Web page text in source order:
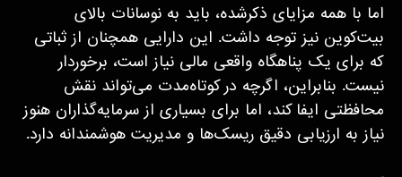
اما با همه مزایای ذکرشده، باید به نوسانات بالای
بیت‌کوین نیز توجه داشت. این دارایی همچنان از ثباتی
که برای یک پناهگاه واقعی مالی نیاز است، برخوردار
نیست. بنابراین، اگرچه در کوتاه‌مدت می‌تواند نقش
محافظتی ایفا کند، اما برای بسیاری از سرمایه‌گذاران هنوز
نیاز به ارزیابی دقیق ریسک‌ها و مدیریت هوشمندانه دارد.